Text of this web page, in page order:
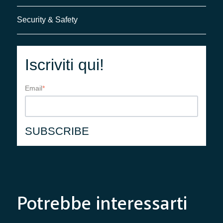
Security & Safety
Iscriviti qui!
Email*
Potrebbe interessarti